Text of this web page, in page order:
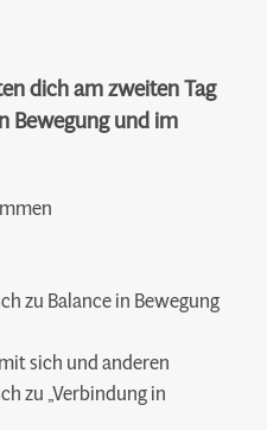
dich am zweiten Tag
Bewegung und im
zu Balance in Bewegung
sich und anderen
zu „Verbindung in